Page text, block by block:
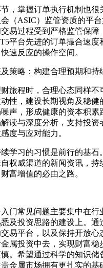
，掌握订单执行机制也很
（ASIC）监管资质的平
易过程受到严格监管保障
平台先进的订单撮合速度
速反应的操作空间。
策略：构建合理预期和持
旅程时，合理心态同样不
性，建设长期视角及稳健
声，形成健康的资本积累
读与深度分析，支持投资
度与应对能力。
学习的习惯是前行的基石
权威渠道的新闻资讯，持
富增值的必由之路。
门常见问题主要集中在行
及投资思路的建设上。通
易平台，以及保持开放心
属投资中去，实现财富稳
。希望通过科学的知识储
金属市场拥有更扎实的基